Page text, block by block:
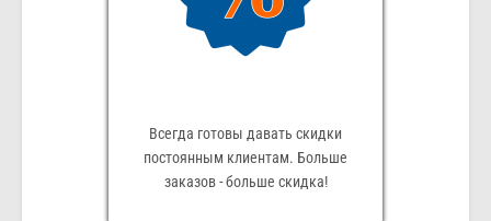
Всегда готовы давать скидки
постоянным клиентам. Больше
заказов - больше скидка!